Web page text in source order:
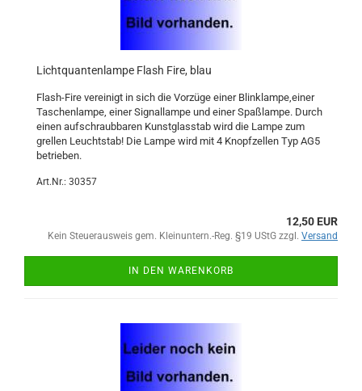
Lichtquantenlampe Flash Fire, blau
Flash-Fire vereinigt in sich die Vorzüge einer Blinklampe,einer
Taschenlampe, einer Signallampe und einer Spaßlampe. Durch
einen aufschraubbaren Kunstglasstab wird die Lampe zum
grellen Leuchtstab! Die Lampe wird mit 4 Knopfzellen Typ AG5
betrieben.
Art.Nr.: 30357
12,50 EUR
Kein Steuerausweis gem. Kleinuntern.-Reg. §19 UStG zzgl. Versand
IN DEN WARENKORB